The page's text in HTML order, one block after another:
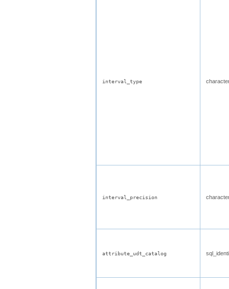
interval_type
interval_precision
attribute_udt_catalog